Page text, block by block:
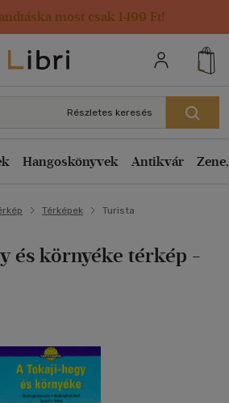
most csak 1499 Ft!
Kártya adatai
Részletes keresés
Hangoskönyvek Antikvár
Térképek Turista
és környéke térkép -